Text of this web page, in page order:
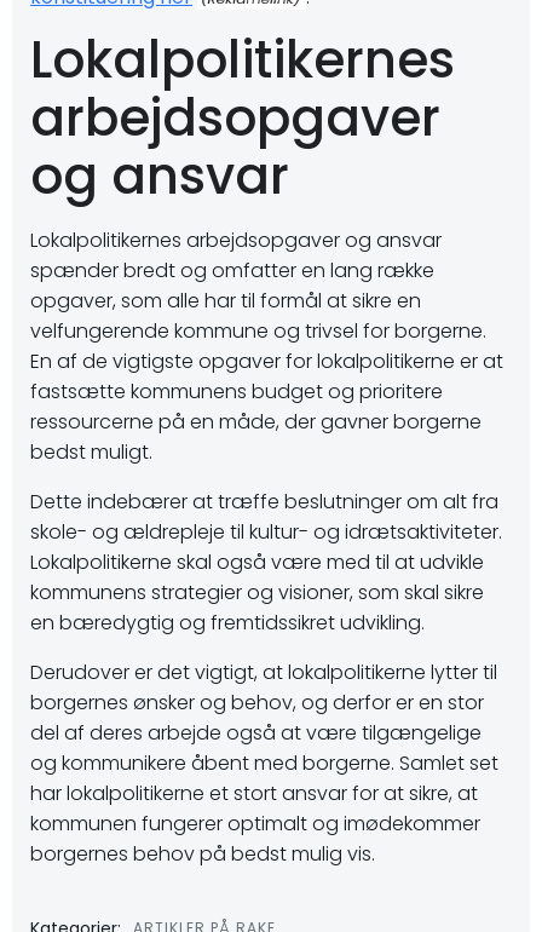
Lokalpolitikernes
arbejdsopgaver
og ansvar
Lokalpolitikernes arbejdsopgaver og ansvar
spænder bredt og omfatter en lang række
opgaver, som alle har til formål at sikre en
velfungerende kommune og trivsel for borgerne.
En af de vigtigste opgaver for lokalpolitikerne er at
fastsætte kommunens budget og prioritere
ressourcerne på en måde, der gavner borgerne
bedst muligt.
Dette indebærer at træffe beslutninger om alt fra
skole- og ældrepleje til kultur- og idrætsaktiviteter.
Lokalpolitikerne skal også være med til at udvikle
kommunens strategier og visioner, som skal sikre
en bæredygtig og fremtidssikret udvikling.
Derudover er det vigtigt, at lokalpolitikerne lytter til
borgernes ønsker og behov, og derfor er en stor
del af deres arbejde også at være tilgængelige
og kommunikere åbent med borgerne. Samlet set
har lokalpolitikerne et stort ansvar for at sikre, at
kommunen fungerer optimalt og imødekommer
borgernes behov på bedst mulig vis.
ARTIKLER PÅ RAKE